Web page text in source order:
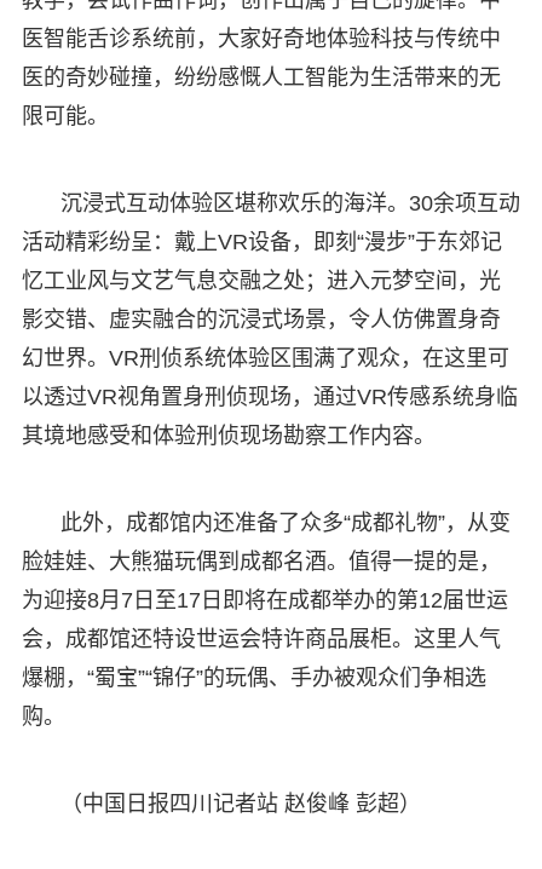
医智能舌诊系统前，大家好奇地体验科技与传统中
医的奇妙碰撞，纷纷感慨人工智能为生活带来的无
限可能。
沉浸式互动体验区堪称欢乐的海洋。30余项互动
活动精彩纷呈：戴上VR设备，即刻“漫步”于东郊记
忆工业风与文艺气息交融之处；进入元梦空间，光
影交错、虚实融合的沉浸式场景，令人仿佛置身奇
幻世界。VR刑侦系统体验区围满了观众，在这里可
以透过VR视角置身刑侦现场，通过VR传感系统身临
其境地感受和体验刑侦现场勘察工作内容。
此外，成都馆内还准备了众多“成都礼物”，从变
脸娃娃、大熊猫玩偶到成都名酒。值得一提的是，
为迎接8月7日至17日即将在成都举办的第12届世运
会，成都馆还特设世运会特许商品展柜。这里人气
爆棚，“蜀宝”“锦仔”的玩偶、手办被观众们争相选
购。
（中国日报四川记者站 赵俊峰 彭超）